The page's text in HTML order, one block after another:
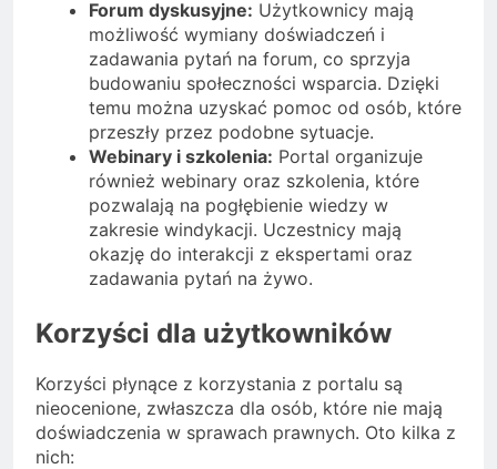
Forum dyskusyjne: Użytkownicy mają
możliwość wymiany doświadczeń i
zadawania pytań na forum, co sprzyja
budowaniu społeczności wsparcia. Dzięki
temu można uzyskać pomoc od osób, które
przeszły przez podobne sytuacje.
Webinary i szkolenia: Portal organizuje
również webinary oraz szkolenia, które
pozwalają na pogłębienie wiedzy w
zakresie windykacji. Uczestnicy mają
okazję do interakcji z ekspertami oraz
zadawania pytań na żywo.
Korzyści dla użytkowników
Korzyści płynące z korzystania z portalu są
nieocenione, zwłaszcza dla osób, które nie mają
doświadczenia w sprawach prawnych. Oto kilka z
nich: